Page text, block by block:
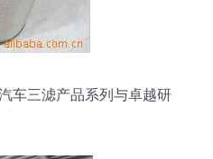
车三滤产品系列与卓越研